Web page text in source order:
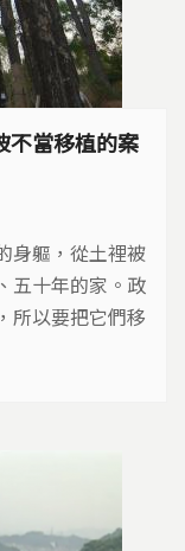
不當移植的案
身軀，從土裡被
五十年的家。政
所以要把它們移
銀行是什麼？
場？